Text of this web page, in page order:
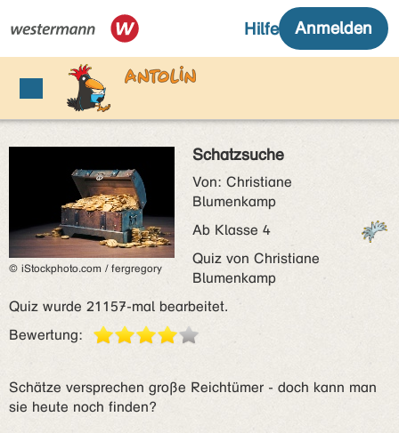
© iStockphoto.com / fergregory
Schatzsuche
Von: Christiane
Blumenkamp
Ab Klasse 4
Quiz von Christiane
Blumenkamp
Quiz wurde 21157-mal bearbeitet.
Bewertung:
Schätze versprechen große Reichtümer - doch kann man
sie heute noch finden?